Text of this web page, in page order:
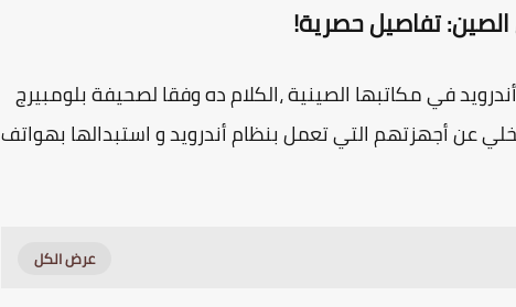
تفاصيل حصرية!
في مكاتبها الصينية ،الكلام ده وفقا لصحيفة بلومبيرج
عن أجهزتهم التي تعمل بنظام أندرويد و استبدالها بهواتف